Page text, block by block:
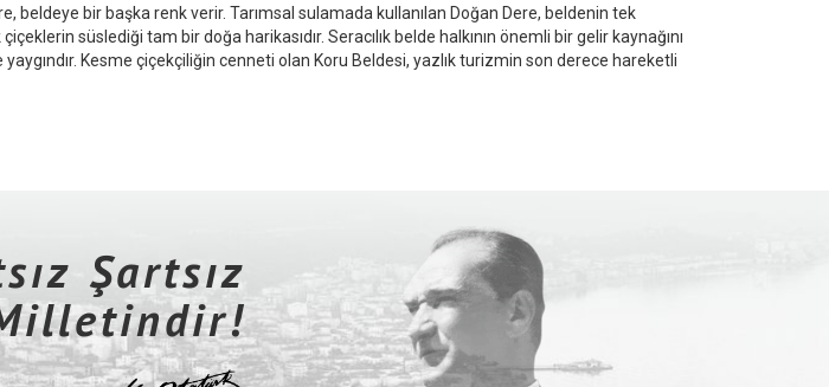
beldeye bir başka renk verir. Tarımsal sulamada kullanılan Doğan Dere, beldenin tek
süslediği tam bir doğa harikasıdır. Seracılık belde halkının önemli bir gelir kaynağını
Kesme çiçekçiliğin cenneti olan Koru Beldesi, yazlık turizmin son derece hareketli
Şartsız